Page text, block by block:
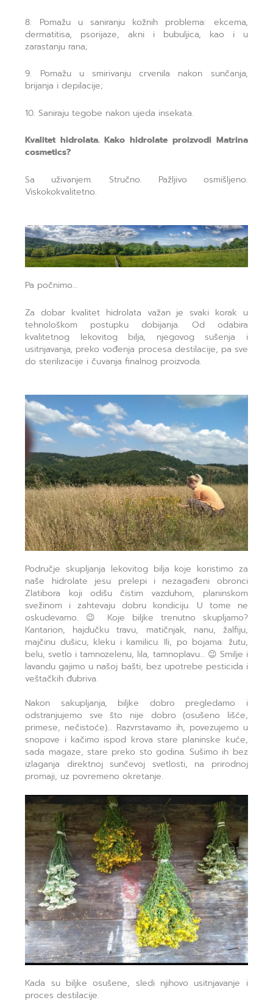
8. Pomažu u saniranju kožnih problema: ekcema,
dermatitisa, psorijaze, akni i bubuljica, kao i u
zarastanju rana;
9. Pomažu u smirivanju crvenila nakon sunčanja,
brijanja i depilacije;
10. Saniraju tegobe nakon ujeda insekata.
Kvalitet hidrolata. Kako hidrolate proizvodi Matrina
cosmetics?
Sa uživanjem. Stručno. Pažljivo osmišljeno.
Viskokokvalitetno.
Pa počnimo…
Za dobar kvalitet hidrolata važan je svaki korak u
tehnološkom postupku dobijanja. Od odabira
kvalitetnog lekovitog bilja, njegovog sušenja i
usitnjavanja, preko vođenja procesa destilacije, pa sve
do sterilizacije i čuvanja finalnog proizvoda.
Područje skupljanja lekovitog bilja koje koristimo za
naše hidrolate jesu prelepi i nezagađeni obronci
Zlatibora koji odišu čistim vazduhom, planinskom
svežinom i zahtevaju dobru kondiciju. U tome ne
oskudevamo. 😉 Koje biljke trenutno skupljamo?
Kantarion, hajdučku travu, matičnjak, nanu, žalfiju,
majčinu dušicu, kleku i kamilicu. Ili, po bojama: žutu,
belu, svetlo i tamnozelenu, lila, tamnoplavu… 😉 Smilje i
lavandu gajimo u našoj bašti, bez upotrebe pesticida i
veštačkih đubriva.
Nakon sakupljanja, biljke dobro pregledamo i
odstranjujemo sve što nije dobro (osušeno lišće,
primese, nečistoće)… Razvrstavamo ih, povezujemo u
snopove i kačimo ispod krova stare planinske kuće,
sada magaze, stare preko sto godina. Sušimo ih bez
izlaganja direktnoj sunčevoj svetlosti, na prirodnoj
promaji, uz povremeno okretanje.
Kada su biljke osušene, sledi njihovo usitnjavanje i
proces destilacije.